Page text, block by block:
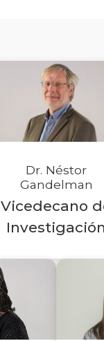
Dr. Néstor
Gandelman
Vicedecano
Investigación